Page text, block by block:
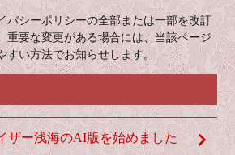
バシーポリシーの全部または一部を改訂
重要な変更がある場合には、当該ページ
すい方法でお知らせします。
ザー浅海のAI版を始めました